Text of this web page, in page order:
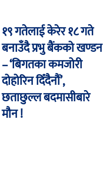
१९ गतेलाई केरेर १८ गते
बनाउँदै प्रभु बैंकको खण्डन
– ‘बिगतका कमजोरी
दोहोरिन दिँदैनौं’,
छताछुल्ल बदमासीबारे
मौन !